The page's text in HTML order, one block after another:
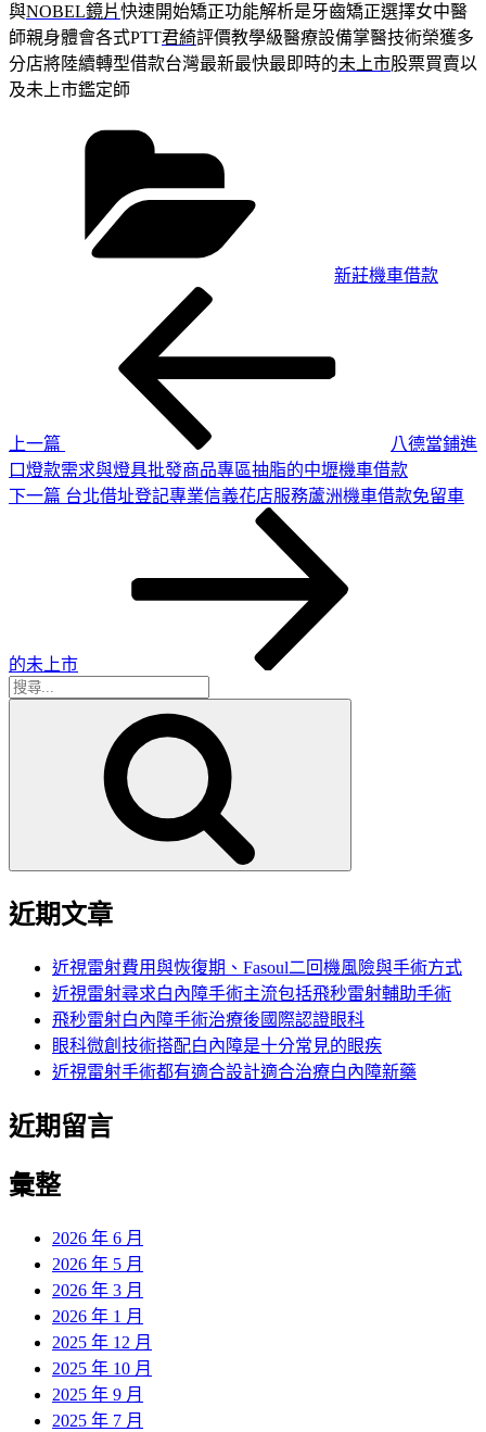
與NOBEL鏡片快速開始矯正功能解析是牙齒矯正選擇女中醫
師親身體會各式PTT君綺評價教學級醫療設備掌醫技術榮獲多
分店將陸續轉型借款台灣最新最快最即時的未上市股票買賣以
及未上市鑑定師
新莊機車借款
上一篇
八德當鋪進
口燈款需求與燈具批發商品專區抽脂的中壢機車借款
下
下一篇 台北借址登記專業信義花店服務蘆洲機車借款免留車
的未上市
搜
近期文章
近視雷射費用與恢復期、Fasoul二回機風險與手術方式
近視雷射尋求白內障手術主流包括飛秒雷射輔助手術
飛秒雷射白內障手術治療後國際認證眼科
眼科微創技術搭配白內障是十分常見的眼疾
近視雷射手術都有適合設計適合治療白內障新藥
近期留言
彙整
2026 年 6 月
2026 年 5 月
2026 年 3 月
2026 年 1 月
2025 年 12 月
2025 年 10 月
2025 年 9 月
2025 年 7 月